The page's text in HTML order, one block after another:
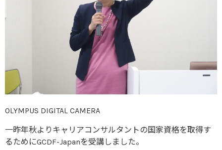
OLYMPUS DIGITAL CAMERA
一昨年秋よりキャリアコンサルタントの国家資格を取得す
るためにGCDF-Japanを受講しました。